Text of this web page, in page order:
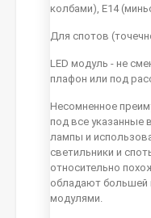
колбами), E14
Для спотов
LED модуль - не
плафон или под
Несомненное
под все указанные
лампы и
светильники и
относительно
обладают большей
модулями.